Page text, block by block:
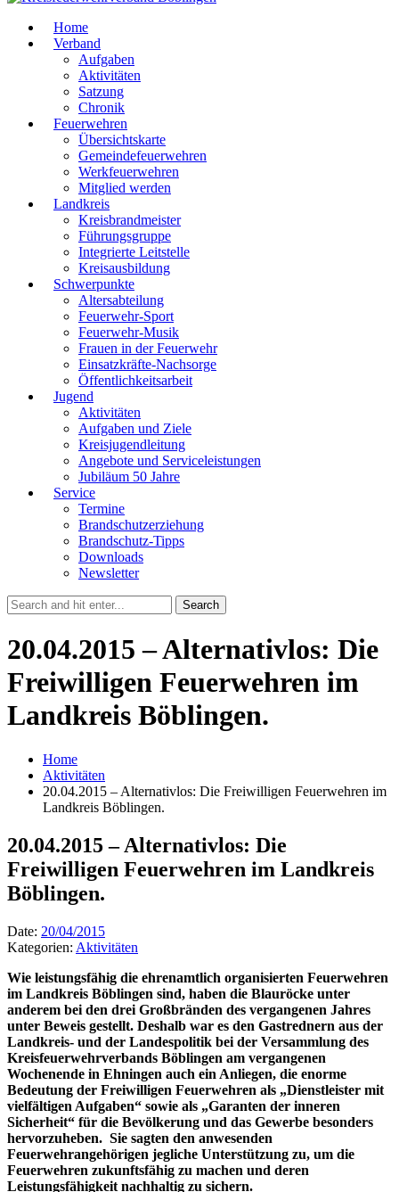
Home
Verband
Aufgaben
Aktivitäten
Satzung
Chronik
Feuerwehren
Übersichtskarte
Gemeindefeuerwehren
Werkfeuerwehren
Mitglied werden
Landkreis
Kreisbrandmeister
Führungsgruppe
Integrierte Leitstelle
Kreisausbildung
Schwerpunkte
Altersabteilung
Feuerwehr-Sport
Feuerwehr-Musik
Frauen in der Feuerwehr
Einsatzkräfte-Nachsorge
Öffentlichkeitsarbeit
Jugend
Aktivitäten
Aufgaben und Ziele
Kreisjugendleitung
Angebote und Serviceleistungen
Jubiläum 50 Jahre
Service
Termine
Brandschutzerziehung
Brandschutz-Tipps
Downloads
Newsletter
20.04.2015 – Alternativlos: Die
Freiwilligen Feuerwehren im
Landkreis Böblingen.
Home
Aktivitäten
20.04.2015 – Alternativlos: Die Freiwilligen Feuerwehren im
Landkreis Böblingen.
20.04.2015 – Alternativlos: Die
Freiwilligen Feuerwehren im Landkreis
Böblingen.
Date: 20/04/2015
Kategorien: Aktivitäten
Wie leistungsfähig die ehrenamtlich organisierten Feuerwehren
im Landkreis Böblingen sind, haben die Blauröcke unter
anderem bei den drei Großbränden des vergangenen Jahres
unter Beweis gestellt. Deshalb war es den Gastrednern aus der
Landkreis- und der Landespolitik bei der Versammlung des
Kreisfeuerwehrverbands Böblingen am vergangenen
Wochenende in Ehningen auch ein Anliegen, die enorme
Bedeutung der Freiwilligen Feuerwehren als „Dienstleister mit
vielfältigen Aufgaben“ sowie als „Garanten der inneren
Sicherheit“ für die Bevölkerung und das Gewerbe besonders
hervorzuheben. Sie sagten den anwesenden
Feuerwehrangehörigen jegliche Unterstützung zu, um die
Feuerwehren zukunftsfähig zu machen und deren
Leistungsfähigkeit nachhaltig zu sichern.